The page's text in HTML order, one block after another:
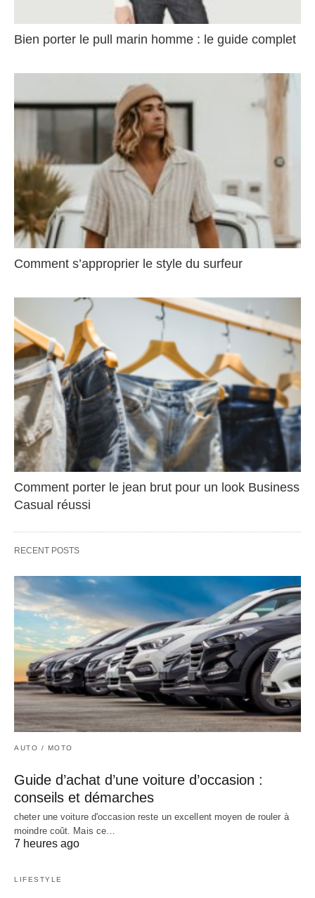
Bien porter le pull marin homme : le guide complet
Comment s’approprier le style du surfeur
Comment porter le jean brut pour un look Business
Casual réussi
RECENT POSTS
AUTO / MOTO
Guide d’achat d’une voiture d’occasion :
conseils et démarches
cheter une voiture d'occasion reste un excellent moyen de rouler à
moindre coût. Mais ce…
7 heures ago
LIFESTYLE